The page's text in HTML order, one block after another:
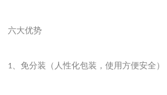
六大优势
1、免分装（人性化包装，使用方便安全）